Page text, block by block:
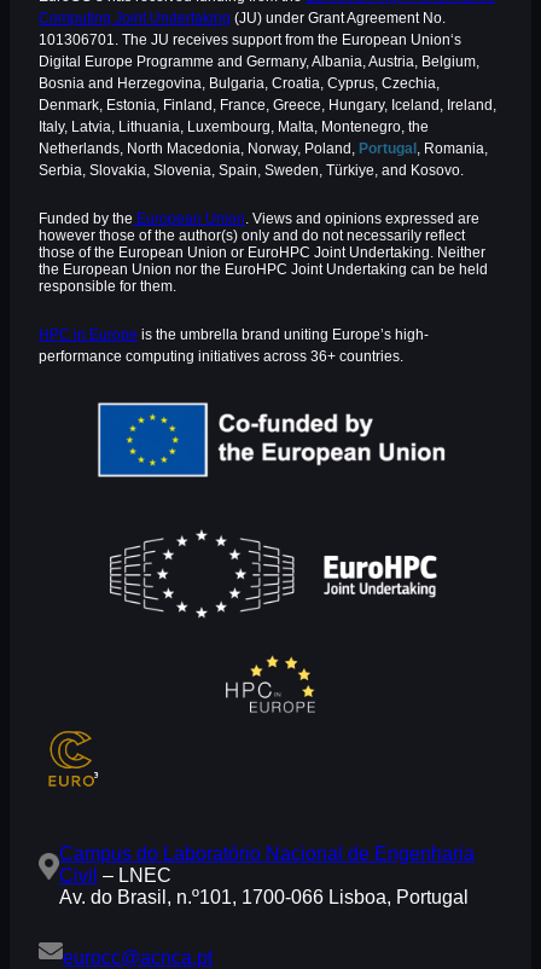
Computing Joint Undertaking (JU) under Grant Agreement No.
101306701. The JU receives support from the European Union‘s
Digital Europe Programme and Germany, Albania, Austria, Belgium,
Bosnia and Herzegovina, Bulgaria, Croatia, Cyprus, Czechia,
Denmark, Estonia, Finland, France, Greece, Hungary, Iceland, Ireland,
Italy, Latvia, Lithuania, Luxembourg, Malta, Montenegro, the
Netherlands, North Macedonia, Norway, Poland, Portugal , Romania,
Serbia, Slovakia, Slovenia, Spain, Sweden, Türkiye, and Kosovo.
Funded by the European Union. Views and opinions expressed are
however those of the author(s) only and do not necessarily reflect
those of the European Union or EuroHPC Joint Undertaking. Neither
the European Union nor the EuroHPC Joint Undertaking can be held
responsible for them.
HPC in Europe is the umbrella brand uniting Europe’s high-
performance computing initiatives across 36+ countries.
Campus do Laboratório Nacional de Engenharia
Civil – LNEC
Av. do Brasil, n.º101, 1700-066 Lisboa, Portugal
eurocc@acnca.pt